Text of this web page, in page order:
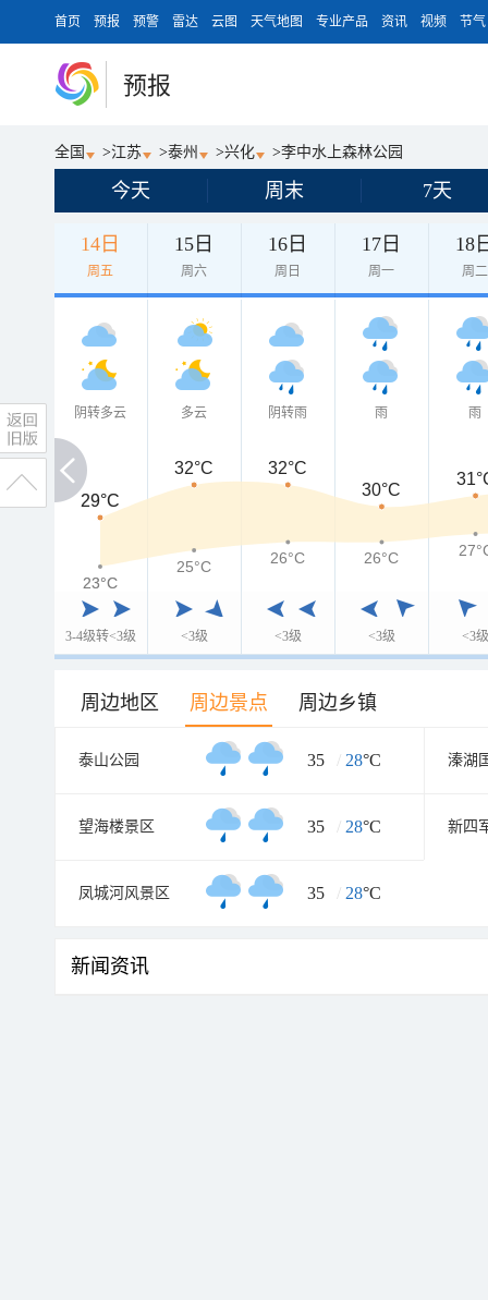
首页 预报 预警 雷达 云图 天气地图 专业产品 资讯 视频 节气
预报
全国 >江苏 >泰州 >兴化 >李中水上森林公园
今天 周末 7天
14日
周五
15日
周六
16日
周日
17日
周一
18
周二
阴转多云
3-4级转<3级
多云
<3级
阴转雨
<3级
雨
<3级
雨
<3级
29°C
29°C
32°C
32°C
30°C
23°C
23°C
25°C 26°C 26°C
周边地区 周边景点 周边乡镇
泰山公园 35 / 28°C 溱湖
望海楼景区 35 / 28°C
凤城河风景区 35 / 28°C
新闻资讯